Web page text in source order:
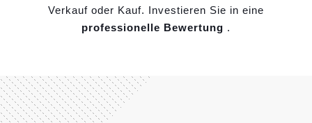
Verkauf oder Kauf. Investieren Sie in eine
professionelle Bewertung .